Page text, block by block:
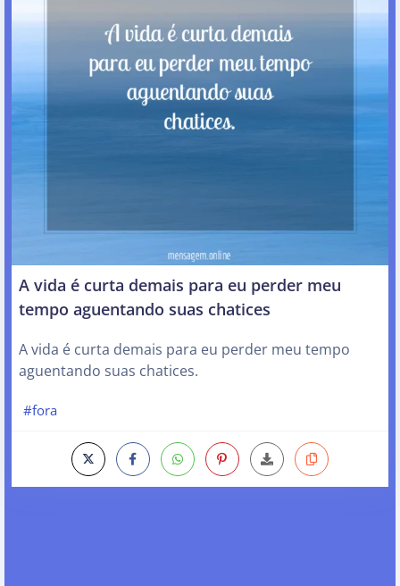
A vida é curta demais para eu perder meu
tempo aguentando suas chatices
A vida é curta demais para eu perder meu tempo
aguentando suas chatices.
#fora